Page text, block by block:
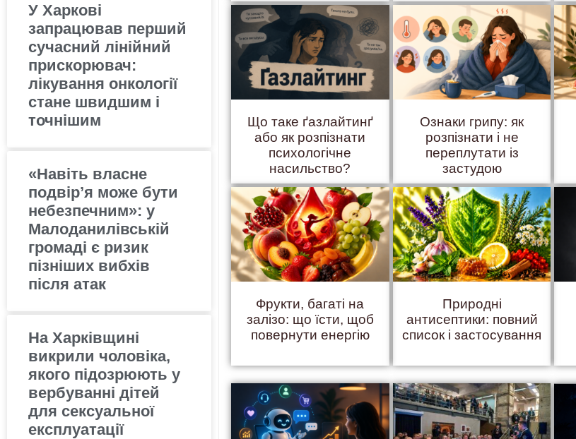
У Харкові
запрацював перший
сучасний лінійний
прискорювач:
лікування онкології
стане швидшим і
точнішим
«Навіть власне
подвір’я може бути
небезпечним»: у
Малоданилівській
громаді є ризик
пізніших вибхів
після атак
На Харківщині
викрили чоловіка,
якого підозрюють у
вербуванні дітей
для сексуальної
експлуатації
Що таке ґазлайтинґ
або як розпізнати
психологічне
насильство?
Ознаки грипу: як
розпізнати і не
переплутати із
застудою
Фрукти, багаті на
залізо: що їсти, щоб
повернути енергію
Природні
антисептики: повний
список і застосування